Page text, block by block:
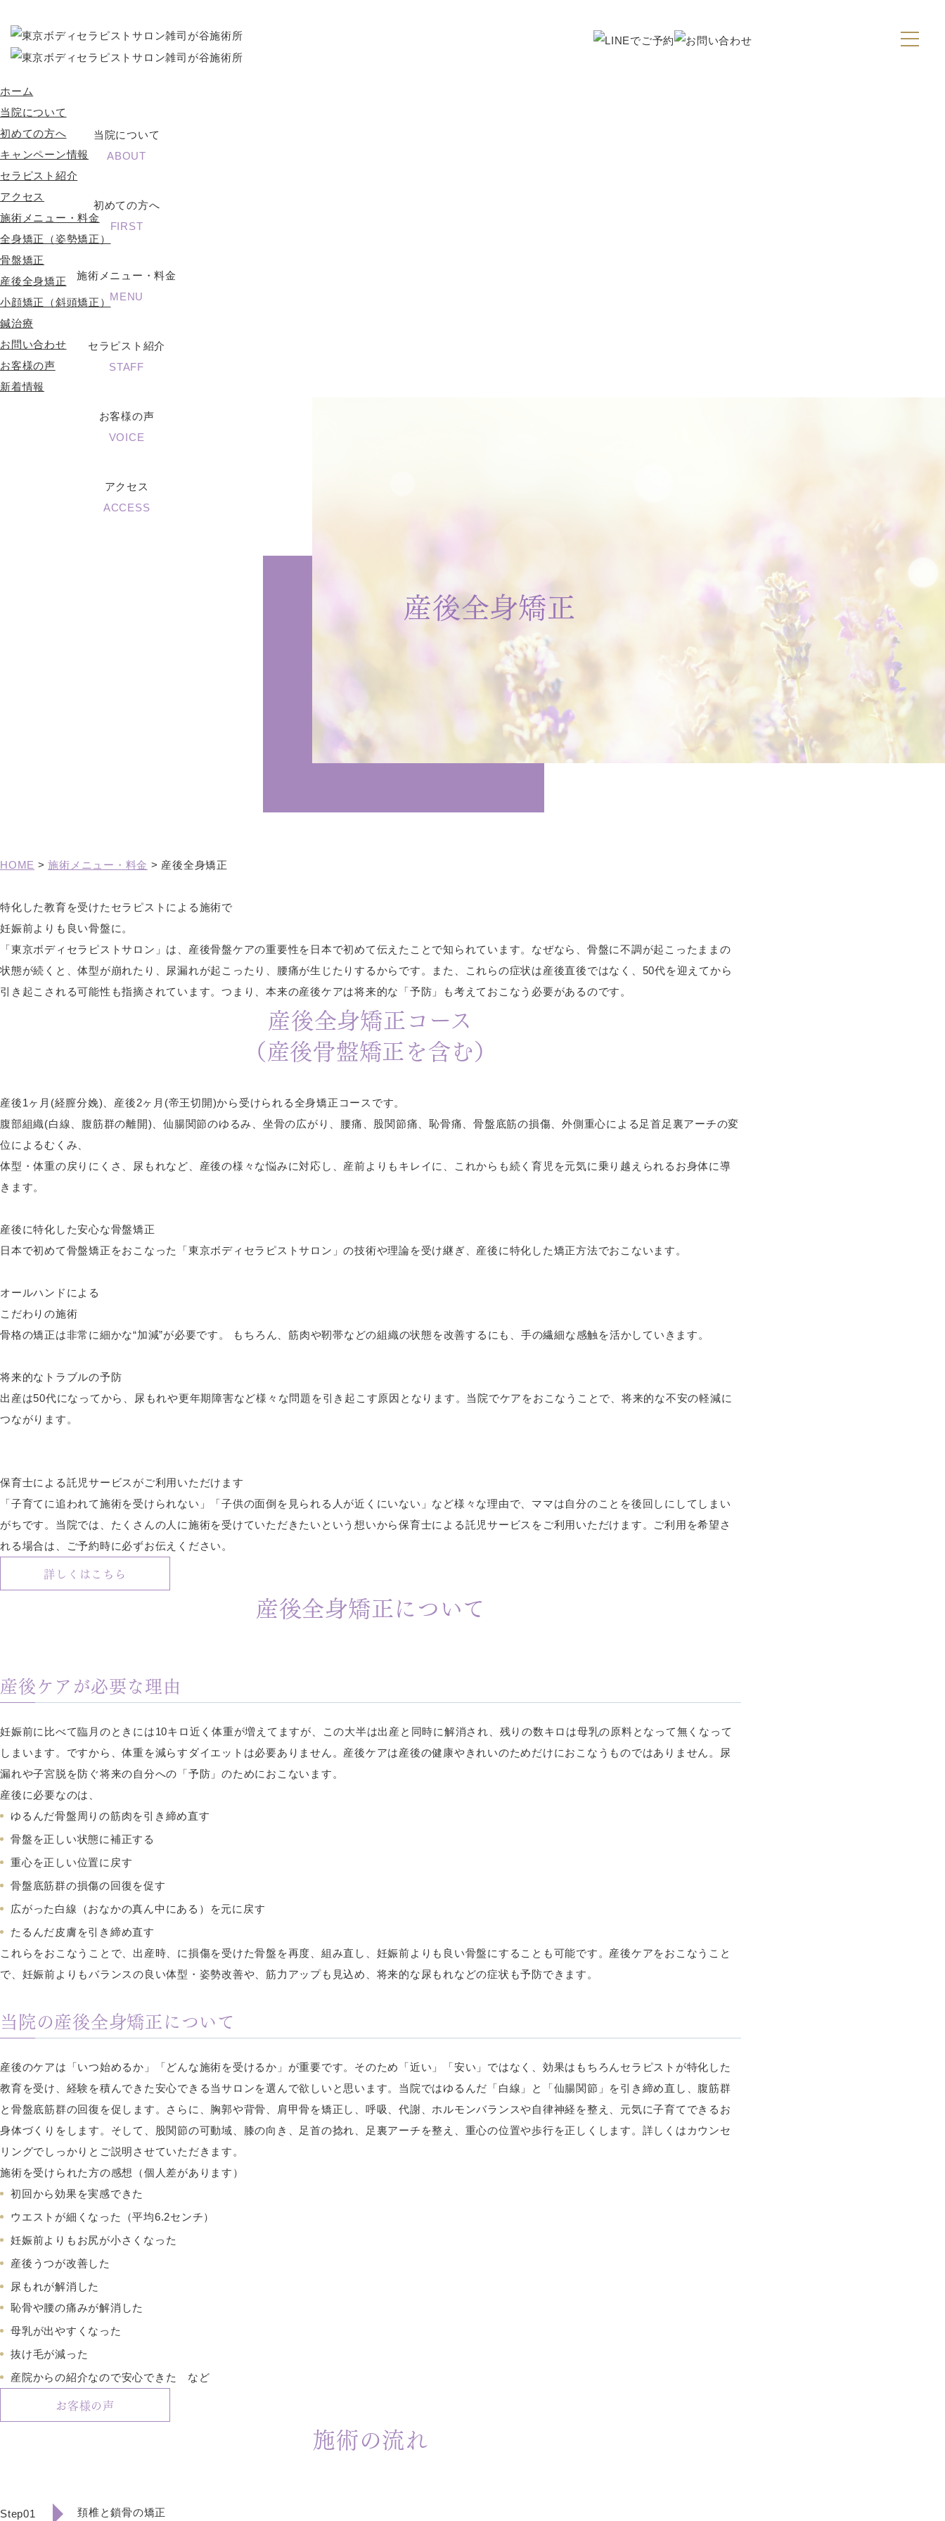
当院について
ABOUT
初めての方へ
FIRST
施術メニュー・料金
MENU
セラピスト紹介
STAFF
お客様の声
VOICE
アクセス
ACCESS
ホーム
当院について
初めての方へ
キャンペーン情報
セラピスト紹介
アクセス
施術メニュー・料金
全身矯正（姿勢矯正）
骨盤矯正
産後全身矯正
小顔矯正（斜頭矯正）
鍼治療
お問い合わせ
お客様の声
新着情報
産後全身矯正
HOME >施術メニュー・料金 > 産後全身矯正
特化した教育を受けたセラピストによる施術で
妊娠前よりも良い骨盤に。
「東京ボディセラピストサロン」は、産後骨盤ケアの重要性を日本で初めて伝えたことで知られています。なぜなら、骨盤に不調が起こったままの
状態が続くと、体型が崩れたり、尿漏れが起こったり、腰痛が生じたりするからです。また、これらの症状は産後直後ではなく、50代を迎えてから
引き起こされる可能性も指摘されています。つまり、本来の産後ケアは将来的な「予防」も考えておこなう必要があるのです。
産後全身矯正コース
（産後骨盤矯正を含む）
産後1ヶ月(経膣分娩)、産後2ヶ月(帝王切開)から受けられる全身矯正コースです。
腹部組織(白線、腹筋群の離開)、仙腸関節のゆるみ、坐骨の広がり、腰痛、股関節痛、恥骨痛、骨盤底筋の損傷、外側重心による足首足裏アーチの変
位によるむくみ、
体型・体重の戻りにくさ、尿もれなど、産後の様々な悩みに対応し、産前よりもキレイに、これからも続く育児を元気に乗り越えられるお身体に導
きます。
産後に特化した安心な骨盤矯正
日本で初めて骨盤矯正をおこなった「東京ボディセラピストサロン」の技術や理論を受け継ぎ、産後に特化した矯正方法でおこないます。
オールハンドによる
こだわりの施術
骨格の矯正は非常に細かな“加減”が必要です。 もちろん、筋肉や靭帯などの組織の状態を改善するにも、手の繊細な感触を活かしていきます。
将来的なトラブルの予防
出産は50代になってから、尿もれや更年期障害など様々な問題を引き起こす原因となります。当院でケアをおこなうことで、将来的な不安の軽減に
つながります。
保育士による託児サービスがご利用いただけます
「子育てに追われて施術を受けられない」「子供の面倒を見られる人が近くにいない」など様々な理由で、ママは自分のことを後回しにしてしまい
がちです。当院では、たくさんの人に施術を受けていただきたいという想いから保育士による託児サービスをご利用いただけます。ご利用を希望さ
れる場合は、ご予約時に必ずお伝えください。
詳しくはこちら
産後全身矯正について
産後ケアが必要な理由
妊娠前に比べて臨月のときには10キロ近く体重が増えてますが、この大半は出産と同時に解消され、残りの数キロは母乳の原料となって無くなって
しまいます。ですから、体重を減らすダイエットは必要ありません。産後ケアは産後の健康やきれいのためだけにおこなうものではありません。尿
漏れや子宮脱を防ぐ将来の自分への「予防」のためにおこないます。
産後に必要なのは、
ゆるんだ骨盤周りの筋肉を引き締め直す
骨盤を正しい状態に補正する
重心を正しい位置に戻す
骨盤底筋群の損傷の回復を促す
広がった白線（おなかの真ん中にある）を元に戻す
たるんだ皮膚を引き締め直す
これらをおこなうことで、出産時、に損傷を受けた骨盤を再度、組み直し、妊娠前よりも良い骨盤にすることも可能です。産後ケアをおこなうこと
で、妊娠前よりもバランスの良い体型・姿勢改善や、筋力アップも見込め、将来的な尿もれなどの症状も予防できます。
当院の産後全身矯正について
産後のケアは「いつ始めるか」「どんな施術を受けるか」が重要です。そのため「近い」「安い」ではなく、効果はもちろんセラピストが特化した
教育を受け、経験を積んできた安心できる当サロンを選んで欲しいと思います。当院ではゆるんだ「白線」と「仙腸関節」を引き締め直し、腹筋群
と骨盤底筋群の回復を促します。さらに、胸郭や背骨、肩甲骨を矯正し、呼吸、代謝、ホルモンバランスや自律神経を整え、元気に子育てできるお
身体づくりをします。そして、股関節の可動域、膝の向き、足首の捻れ、足裏アーチを整え、重心の位置や歩行を正しくします。詳しくはカウンセ
リングでしっかりとご説明させていただきます。
施術を受けられた方の感想（個人差があります）
初回から効果を実感できた
ウエストが細くなった（平均6.2センチ）
妊娠前よりもお尻が小さくなった
産後うつが改善した
尿もれが解消した
恥骨や腰の痛みが解消した
母乳が出やすくなった
抜け毛が減った
産院からの紹介なので安心できた など
お客様の声
施術の流れ
Step01 頚椎と鎖骨の矯正